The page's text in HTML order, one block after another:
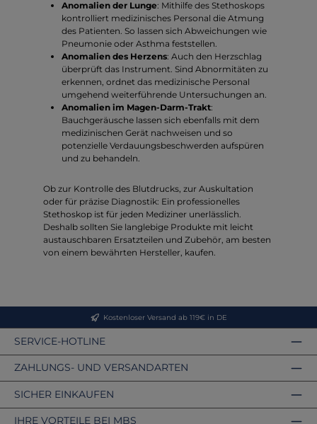
Anomalien der Lunge: Mithilfe des Stethoskops
kontrolliert medizinisches Personal die Atmung
des Patienten. So lassen sich Abweichungen wie
Pneumonie oder Asthma feststellen.
Anomalien des Herzens: Auch den Herzschlag
überprüft das Instrument. Sind Abnormitäten zu
erkennen, ordnet das medizinische Personal
umgehend weiterführende Untersuchungen an.
Anomalien im Magen-Darm-Trakt:
Bauchgeräusche lassen sich ebenfalls mit dem
medizinischen Gerät nachweisen und so
potenzielle Verdauungsbeschwerden aufspüren
und zu behandeln.
Ob zur Kontrolle des Blutdrucks, zur Auskultation
oder für präzise Diagnostik: Ein professionelles
Stethoskop ist für jeden Mediziner unerlässlich.
Deshalb sollten Sie langlebige Produkte mit leicht
austauschbaren Ersatzteilen und Zubehör, am besten
von einem bewährten Hersteller, kaufen.
Kostenloser Versand ab 119€ in DE
SERVICE-HOTLINE
ZAHLUNGS- UND VERSANDARTEN
SICHER EINKAUFEN
IHRE VORTEILE BEI MBS